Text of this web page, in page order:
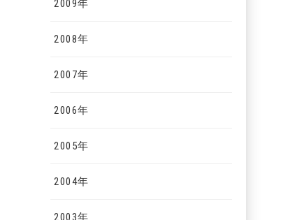
2009年
2008年
2007年
2006年
2005年
2004年
2003年